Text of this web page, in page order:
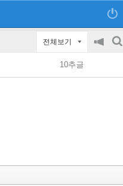
전체보기
공
on/off
검
10추글